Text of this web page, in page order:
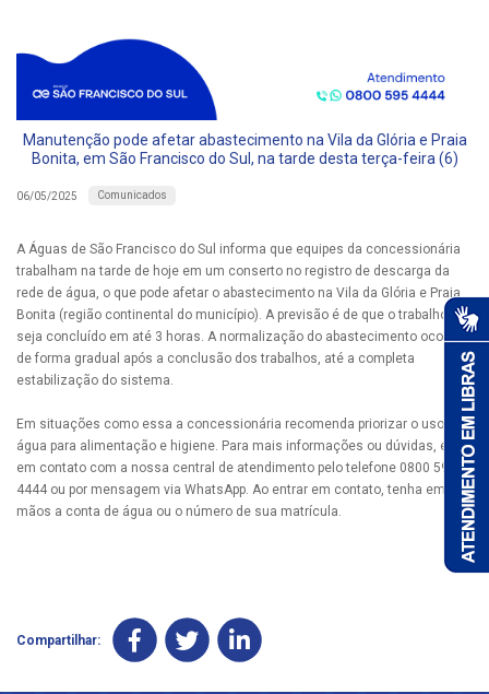
Manutenção pode afetar abastecimento na Vila da Glória e Praia
Bonita, em São Francisco do Sul, na tarde desta terça-feira (6)
06/05/2025 Comunicados
A Águas de São Francisco do Sul informa que equipes da concessionária
trabalham na tarde de hoje em um conserto no registro de descarga da
rede de água, o que pode afetar o abastecimento na Vila da Glória e Praia
Bonita (região continental do município). A previsão é de que o trabalho
seja concluído em até 3 horas. A normalização do abastecimento ocorrerá
de forma gradual após a conclusão dos trabalhos, até a completa
estabilização do sistema.
Em situações como essa a concessionária recomenda priorizar o uso da
água para alimentação e higiene. Para mais informações ou dúvidas, entre
em contato com a nossa central de atendimento pelo telefone 0800 595
4444 ou por mensagem via WhatsApp. Ao entrar em contato, tenha em
mãos a conta de água ou o número de sua matrícula.
Compartilhar: